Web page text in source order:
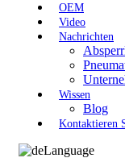
OEM
Video
Nachrichten
Wissen
Blog
Kontaktieren
Language